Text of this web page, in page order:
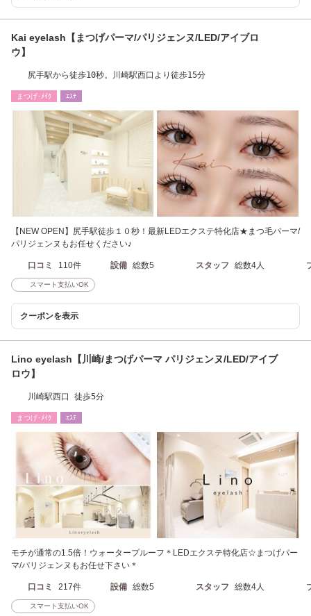
Kai eyelash【まつげパーマ/パリジェンヌ/LED/アイブロ
ウ】
尻手駅から徒歩10秒。川崎駅西口より徒歩15分
まつげ･ﾒｲｸ ｴｽﾃ
【NEW OPEN】尻手駅徒歩１０秒！最新LEDエクステ特化店★まつ毛パーマ/
パリジェンヌもお任せください♪
口コミ 110件 設備 総数5 スタッフ 総数4人
スマート支払いOK
クーポンを表示
Lino eyelash【川崎/まつげパーマ パリジェンヌ/LED/アイブ
ロウ】
川崎駅西口 徒歩5分
まつげ･ﾒｲｸ ｴｽﾃ
モチが通常の1.5倍！ウォータープルーフ＊LEDエクステ特化店☆まつげパー
マ/パリジェンヌもお任せ下さい＊
口コミ 217件 設備 総数5 スタッフ 総数4人
スマート支払いOK